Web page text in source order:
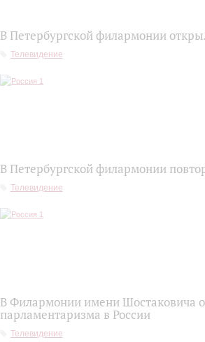
В Петербургской филармонии
Телевидение
В Петербургской филармонии
Телевидение
В Филармонии имени Шостаковича
парламентаризма в России
Телевидение